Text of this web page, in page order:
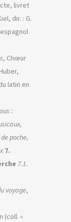
livret
dir. : G.
, Chœur
latin en
:
poche,
7.
7.1.
voyage,
(coll. «